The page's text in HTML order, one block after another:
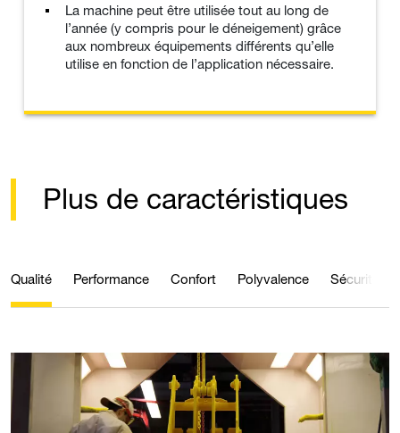
La machine peut être utilisée tout au long de
l’année (y compris pour le déneigement) grâce
aux nombreux équipements différents qu’elle
utilise en fonction de l’application nécessaire.
Plus de caractéristiques
Qualité Performance Confort Polyvalence Sécurité